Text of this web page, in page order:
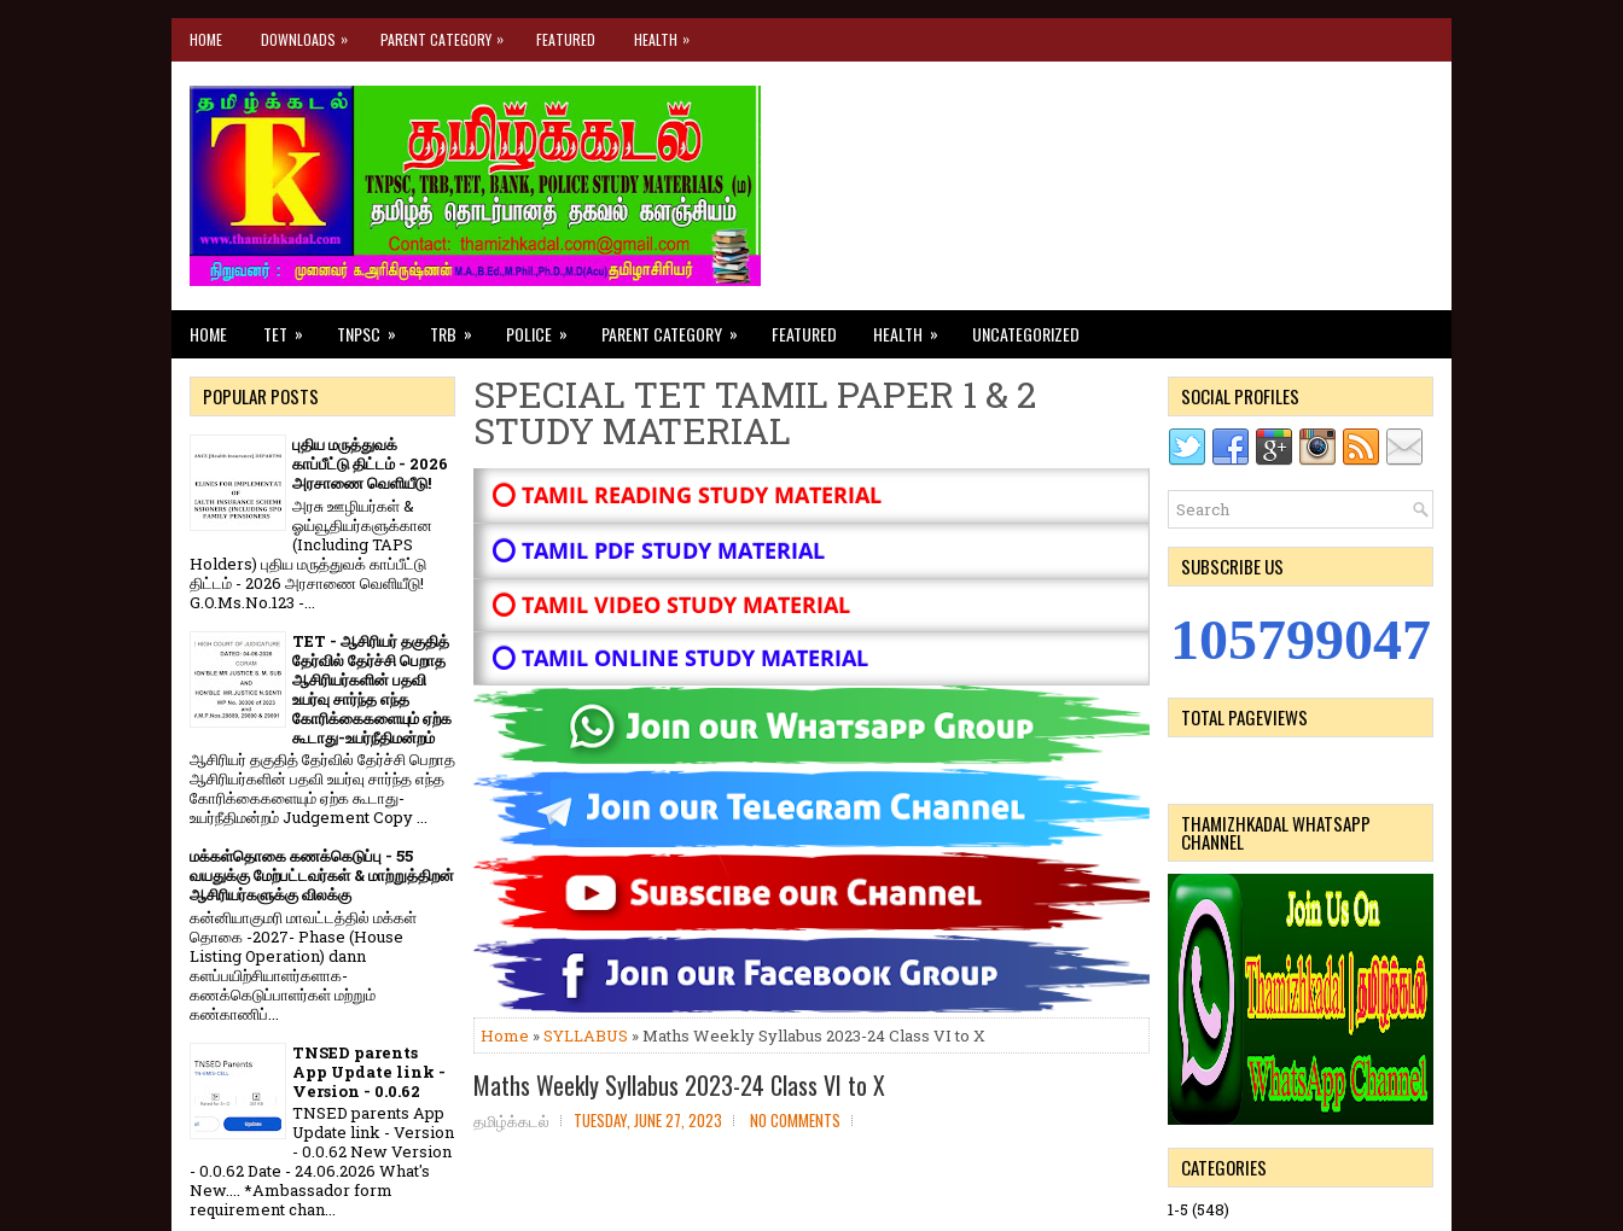
HOME DOWNLOADS » PARENT CATEGORY » FEATURED HEALTH »
HOME TET » TNPSC » TRB » POLICE » PARENT CATEGORY » FEATURED HEALTH » UNCATEGORIZED
SPECIAL TET TAMIL PAPER 1 & 2
STUDY MATERIAL
⭕ TAMIL READING STUDY MATERIAL
⭕ TAMIL PDF STUDY MATERIAL
⭕ TAMIL VIDEO STUDY MATERIAL
⭕ TAMIL ONLINE STUDY MATERIAL
Home »SYLLABUS » Maths Weekly Syllabus 2023-24 Class VI to X
Maths Weekly Syllabus 2023-24 Class VI to X
தமிழ்க்கடல் TUESDAY, JUNE 27, 2023 NO COMMENTS
POPULAR POSTS
புதிய மருத்துவக்
காப்பீட்டு திட்டம் - 2026
அரசாணை வெளியீடு!
அரசு ஊழியர்கள் &
ஓய்வூதியர்களுக்கான
(Including TAPS
Holders) புதிய மருத்துவக் காப்பீட்டு
திட்டம் - 2026 அரசாணை வெளியீடு!
G.O.Ms.No.123 -...
TET - ஆசிரியர் தகுதித்
தேர்வில் தேர்ச்சி பெறாத
ஆசிரியர்களின் பதவி
உயர்வு சார்ந்த எந்த
கோரிக்கைகளையும் ஏற்க
கூடாது-உயர்நீதிமன்றம்
ஆசிரியர் தகுதித் தேர்வில் தேர்ச்சி பெறாத
ஆசிரியர்களின் பதவி உயர்வு சார்ந்த எந்த
கோரிக்கைகளையும் ஏற்க கூடாது-
உயர்நீதிமன்றம் Judgement Copy ...
மக்கள்தொகை கணக்கெடுப்பு - 55
வயதுக்கு மேற்பட்டவர்கள் & மாற்றுத்திறன்
ஆசிரியர்களுக்கு விலக்கு
கன்னியாகுமரி மாவட்டத்தில் மக்கள்
தொகை -2027- Phase (House
Listing Operation) dann
களப்பயிற்சியாளர்களாக-
கணக்கெடுப்பாளர்கள் மற்றும்
கண்காணிப்...
TNSED parents
App Update link -
Version - 0.0.62
TNSED parents App
Update link - Version
- 0.0.62 New Version
- 0.0.62 Date - 24.06.2026 What's
New.... *Ambassador form
requirement chan...
SOCIAL PROFILES
SUBSCRIBE US
105799047
TOTAL PAGEVIEWS
THAMIZHKADAL WHATSAPP
CHANNEL
CATEGORIES
1-5 (548)